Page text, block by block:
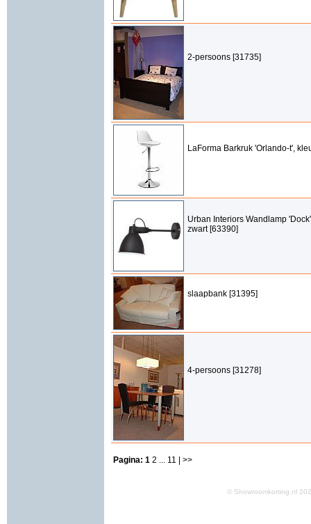
2-persoons [31735]
LaForma Barkruk 'Orlando-t',
Urban Interiors Wandlamp
zwart [63390]
slaapbank [31395]
4-persoons [31278]
Pagina: 1 2 ... 11 | >>
© Showroomkorting.nl